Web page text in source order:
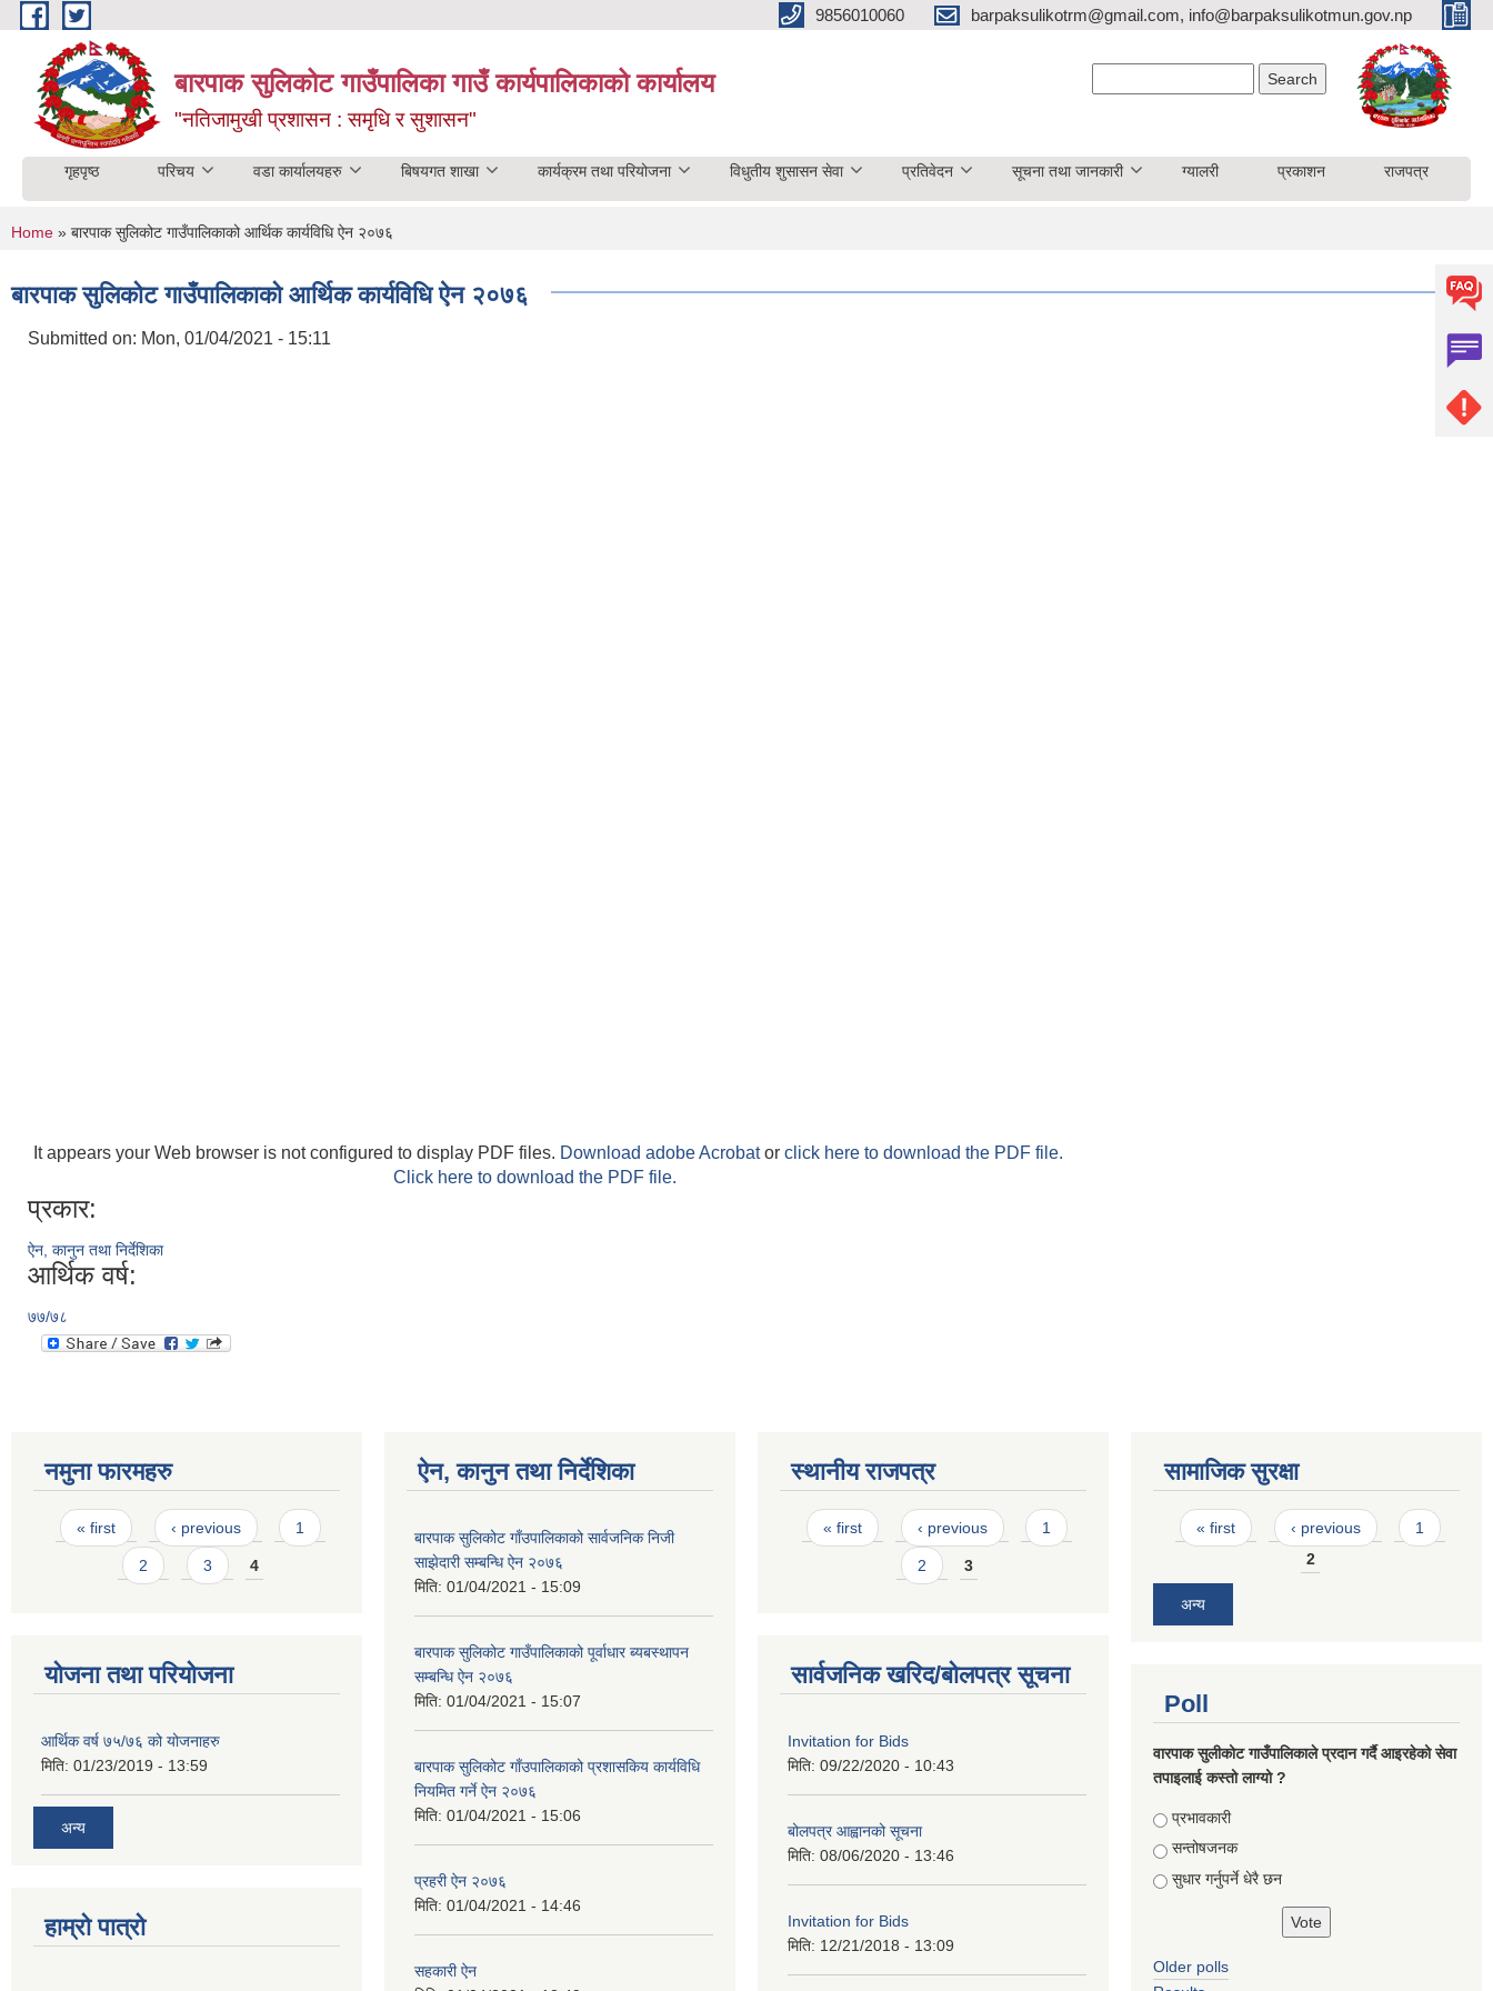
Skip to main content 9856010060 barpaksulikotrm@gmail.com, info@barpaksulikotmun.gov.np
बारपाक सुलिकोट गाउँपालिका गाउँ कार्यपालिकाको कार्यालय
"नतिजामुखी प्रशासन : समृधि र सुशासन"
गृहपृष्ठ परिचय वडा कार्यालयहरु बिषयगत शाखा कार्यक्रम तथा परियोजना विधुतीय शुसासन सेवा प्रतिवेदन सूचना तथा जानकारी ग्यालरी प्रकाशन राजपत्र
You are here
Home » बारपाक सुलिकोट गाउँपालिकाको आर्थिक कार्यविधि ऐन २०७६
बारपाक सुलिकोट गाउँपालिकाको आर्थिक कार्यविधि ऐन २०७६
Submitted on: Mon, 01/04/2021 - 15:11
It appears your Web browser is not configured to display PDF files. Download adobe Acrobator click here to download the PDF file.
Click here to download the PDF file.
प्रकार:
ऐन, कानुन तथा निर्देशिका
आर्थिक वर्ष:
७७/७८
नमुना फारमहरु
Pages
« first ‹ previous 1
2 3 4
योजना तथा परियोजना
आर्थिक वर्ष ७५/७६ को योजनाहरु
मिति: 01/23/2019 - 13:59
अन्य
हाम्रो पात्रो
ऐन, कानुन तथा निर्देशिका
बारपाक सुलिकोट गाँउपालिकाको सार्वजनिक निजी
साझेदारी सम्बन्धि ऐन २०७६
मिति: 01/04/2021 - 15:09
बारपाक सुलिकोट गाउँपालिकाको पूर्वाधार ब्यबस्थापन
सम्बन्धि ऐन २०७६
मिति: 01/04/2021 - 15:07
बारपाक सुलिकोट गाँउपालिकाको प्रशासकिय कार्यविधि
नियमित गर्ने ऐन २०७६
मिति: 01/04/2021 - 15:06
प्रहरी ऐन २०७६
मिति: 01/04/2021 - 14:46
सहकारी ऐन
स्थानीय राजपत्र
Pages
« first ‹ previous 1
2 3
सार्वजनिक खरिद/बोलपत्र सूचना
Invitation for Bids
मिति: 09/22/2020 - 10:43
बोलपत्र आह्वानको सूचना
मिति: 08/06/2020 - 13:46
Invitation for Bids
मिति: 12/21/2018 - 13:09
सामाजिक सुरक्षा
Pages
« first ‹ previous
1
2
अन्य
Poll
वारपाक सुलीकोट गाउँपालिकाले प्रदान गर्दै आइरहेको सेवा
तपाइलाई कस्तो लाग्यो ?
Choices
प्रभावकारी
सन्तोषजनक
सुधार गर्नुपर्ने धेरै छन
Older polls